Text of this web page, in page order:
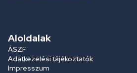
Aloldalak
ÁSZF
Adatkezelési tájékoztatók
Impresszum